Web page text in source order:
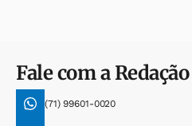
Fale com a Redação
(71) 99601-0020